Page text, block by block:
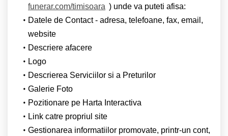
funerar.com/timisoara ) unde va puteti afisa:
Datele de Contact - adresa, telefoane, fax, email,
website
Descriere afacere
Logo
Descrierea Serviciilor si a Preturilor
Galerie Foto
Pozitionare pe Harta Interactiva
Link catre propriul site
Gestionarea informatiilor promovate, printr-un cont,